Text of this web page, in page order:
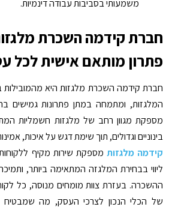
משמעותי בסביבות עבודה דינמיות.
חברת קידמה השכרת
פתרון מותאם אישית לכל
חברת קידמה השכרת מלגזות היא
המלגזות, ומתמחה במתן פתרונות גמישים
מספקת מגוון רחב של מלגזות חשמליות
בינוניים וגדולים, תוך שימת דגש על איכות,
קידמה מלגזות מספקת שירות מקיף
ליווי בבחירת המלגזה המתאימה ביותר,
ההשכרה. בעזרת צוות מומחים מנוסה, כל
של הכלי הנכון לצרכי העסק, מה שמבטיח